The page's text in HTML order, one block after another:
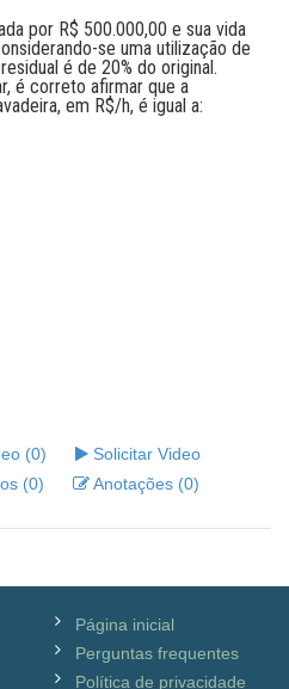
por R$ 500.000,00 e sua vida
se uma utilização de
é de 20% do original.
é correto afirmar que a
em R$/h, é igual a:
(0)
Solicitar Video
(0)
Anotações (0)
Página inicial
Perguntas frequentes
Política de privacidade